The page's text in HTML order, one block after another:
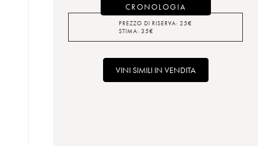
CRONOLOGIA
PREZZO DI RISERVA: 25€
STIMA: 35€
VINI SIMILI IN VENDITA